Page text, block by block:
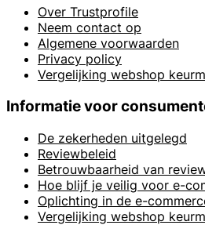
Over Trustprofile
Neem contact op
Algemene voorwaarden
Privacy policy
Vergelijking webshop
Informatie voor
De zekerheden uitgelegd
Reviewbeleid
Betrouwbaarheid van
Hoe blijf je veilig voor e-
Oplichting in de e-
Vergelijking webshop